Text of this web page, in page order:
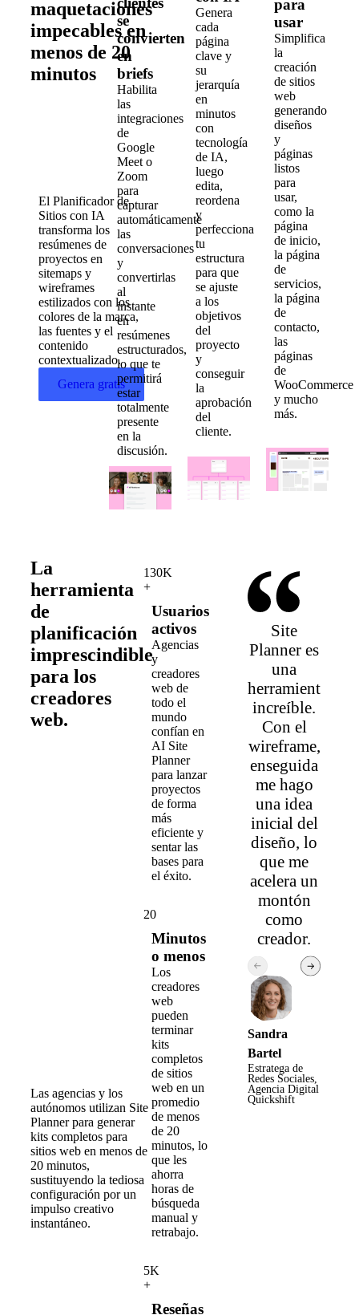
maquetaciones
impecables en
menos de 20
minutos
El Planificador de
Sitios con IA
transforma los
resúmenes de
proyectos en
sitemaps y
wireframes
estilizados con los
colores de la marca,
las fuentes y el
contenido
contextualizado.
Genera gratis
se
convierten
en
briefs
Habilita
las
integraciones
de
Google
Meet o
Zoom
para
capturar
automáticamente
las
conversaciones
y
convertirlas
al
instante
en
resúmenes
estructurados,
lo que te
permitirá
estar
totalmente
presente
en la
discusión.
Genera
cada
página
clave y
su
jerarquía
en
minutos
con
tecnología
de IA,
luego
edita,
reordena
y
perfecciona
tu
estructura
para que
se ajuste
a los
objetivos
del
proyecto
y
conseguir
la
aprobación
del
cliente.
para
usar
Simplifica
la
creación
de sitios
web
generando
diseños
y
páginas
listos
para
usar,
como la
página
de inicio,
la página
de
servicios,
la página
de
contacto,
las
páginas
de
WooCommerce
y mucho
más.
La
herramienta
de
planificación
imprescindible
para los
creadores
web.
Las agencias y los
autónomos utilizan Site
Planner para generar
kits completos para
sitios web en menos de
20 minutos,
sustituyendo la tediosa
configuración por un
impulso creativo
instantáneo.
130K
+
Usuarios
activos
Agencias
y
creadores
web de
todo el
mundo
confían en
AI Site
Planner
para lanzar
proyectos
de forma
más
eficiente y
sentar las
bases para
el éxito.
20
Minutos
o menos
Los
creadores
web
pueden
terminar
kits
completos
de sitios
web en un
promedio
de menos
de 20
minutos, lo
que les
ahorra
horas de
búsqueda
manual y
retrabajo.
5K
+
Reseñas
Site
Planner es
una
herramienta
increíble.
Con el
wireframe,
enseguida
me hago
una idea
inicial del
diseño, lo
que me
acelera un
montón
como
creador.
Sandra
Bartel
Estratega de
Redes Sociales,
Agencia Digital
Quickshift